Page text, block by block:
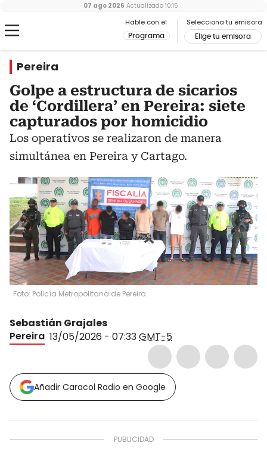
Hable con el
Programa
Selecciona tu emisora
Elige tu emisora
07 ago 2026 Actualizado 10:15
Pereira
Golpe a estructura de sicarios
de ‘Cordillera’ en Pereira: siete
capturados por homicidio
Los operativos se realizaron de manera
simultánea en Pereira y Cartago.
Foto: Policía Metropolitana de Pereira
Sebastián Grajales
Pereira 13/05/2026 - 07:33GMT-5
Añadir Caracol Radio en Google